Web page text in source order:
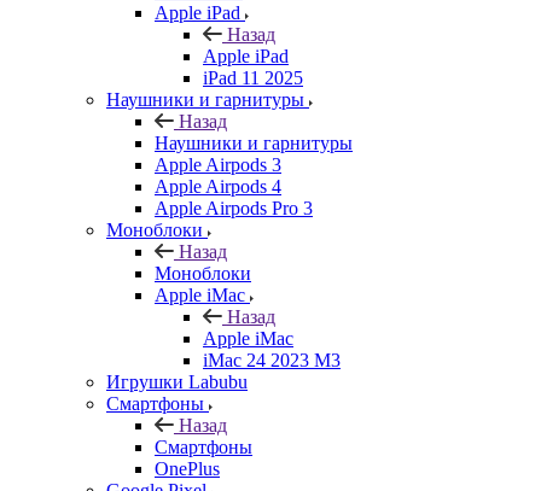
Apple iPad
Назад
Apple iPad
iPad 11 2025
Наушники и гарнитуры
Назад
Наушники и гарнитуры
Apple Airpods 3
Apple Airpods 4
Apple Airpods Pro 3
Моноблоки
Назад
Моноблоки
Apple iMac
Назад
Apple iMac
iMac 24 2023 M3
Игрушки Labubu
Смартфоны
Назад
Смартфоны
OnePlus